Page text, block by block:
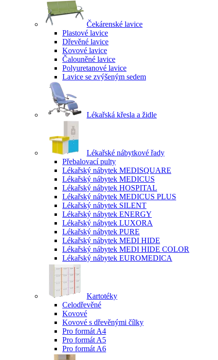
Čekárenské lavice
Plastové lavice
Dřevěné lavice
Kovové lavice
Čalouněné lavice
Polyuretanové lavice
Lavice se zvýšeným sedem
Lékařská křesla a židle
Lékařské nábytkové řady
Přebalovací pulty
Lékařský nábytek MEDISQUARE
Lékařský nábytek MEDICUS
Lékařský nábytek HOSPITAL
Lékařský nábytek MEDICUS PLUS
Lékařský nábytek SILENT
Lékařský nábytek ENERGY
Lékařský nábytek LUXORA
Lékařský nábytek PURE
Lékařský nábytek MEDI HIDE
Lékařský nábytek MEDI HIDE COLOR
Lékařský nábytek EUROMEDICA
Kartotéky
Celodřevěné
Kovové
Kovové s dřevěnými čílky
Pro formát A4
Pro formát A5
Pro formát A6